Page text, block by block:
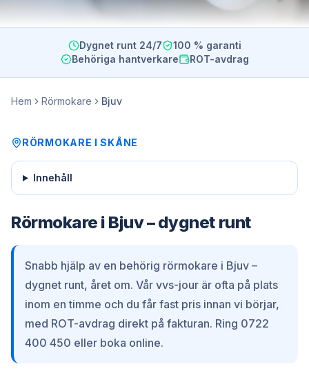
Dygnet runt 24/7
100 % garanti
Behöriga hantverkare
ROT-avdrag
Hem Rörmokare Bjuv
RÖRMOKARE ISKÅNE
Innehåll
Rörmokare i Bjuv – dygnet runt
Snabb hjälp av en behörig rörmokare i Bjuv –
dygnet runt, året om. Vår vvs-jour är ofta på plats
inom en timme och du får fast pris innan vi börjar,
med ROT-avdrag direkt på fakturan. Ring 0722
400 450 eller boka online.